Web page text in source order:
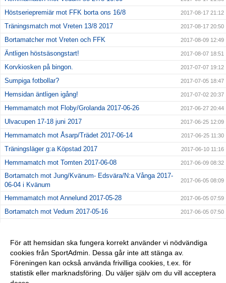
Höstseriepremiär mot FFK borta ons 16/8 2017-08-17 21:12
Träningsmatch mot Vreten 13/8 2017 2017-08-17 20:50
Bortamatcher mot Vreten och FFK 2017-08-09 12:49
Äntligen höstsäsongstart! 2017-08-07 18:51
Korvkiosken på bingon. 2017-07-07 19:12
Sumpiga fotbollar? 2017-07-05 18:47
Hemsidan äntligen igång! 2017-07-02 20:37
Hemmamatch mot Floby/Grolanda 2017-06-26 2017-06-27 20:44
Ulvacupen 17-18 juni 2017 2017-06-25 12:09
Hemmamatch mot Åsarp/Trädet 2017-06-14 2017-06-25 11:30
Träningsläger g:a Köpstad 2017 2017-06-10 11:16
Hemmamatch mot Tomten 2017-06-08 2017-06-09 08:32
Bortamatch mot Jung/Kvänum- Edsvära/N:a Vånga 2017-
06-04 i Kvänum
2017-06-05 08:09
Hemmamatch mot Annelund 2017-05-28 2017-06-05 07:59
Bortamatch mot Vedum 2017-05-16 2017-06-05 07:50
Seriepremiär! 2017-05-03 i Grolanda 2017-06-05 07:27
Giffcupen 2017-04-29 2017-06-04 11:52
Sandbacken Cup 2017-04-17 2017-04-19 21:23
För att hemsidan ska fungera korrekt använder vi nödvändiga
cookies från SportAdmin. Dessa går inte att stänga av.
Föreningen kan också använda frivilliga cookies, t.ex. för
statistik eller marknadsföring. Du väljer själv om du vill acceptera